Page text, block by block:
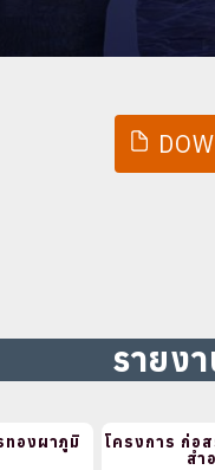
รายง
ทองผาภูมิ
โครงการ ก่อ
สำ